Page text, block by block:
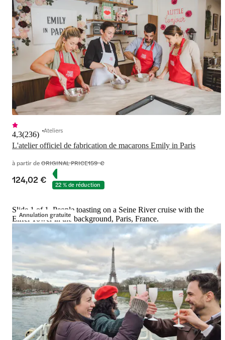
L'atelier officiel de fabrication de macarons Emily in Paris
4,3(236) Ateliers
à partir deORIGINAL PRICE159 €
124,02 € 22 % de réduction
Annulation gratuite
Slide 1 of 1, People toasting on a Seine River cruise with the
Eiffel Tower in the background, Paris, France.